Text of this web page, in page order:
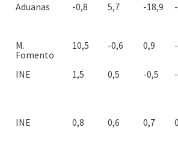
Aduanas -0,8 5,7 -18,9
M.
Fomento
10,5 -0,6 0,9
INE 1,5 0,5 -0,5
INE 0,8 0,6 0,7